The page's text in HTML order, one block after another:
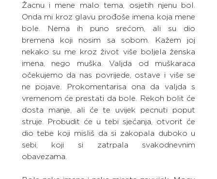
Žacnu i mene malo tema, osjetih njenu bol.
Onda mi kroz glavu prođoše imena koja mene
bole. Nema ih puno srećom, ali su dio
bremena koji nosim sa sobom. Kažem joj
nekako su me kroz život više boljela ženska
imena, nego muška. Valjda od muškaraca
očekujemo da nas povrijede, ostave i više se
ne pojave. Prokomentarisa ona da valjda s
vremenom će prestati da bole. Rekoh bolit će
dosta manje, ali će te uvijek pecnuti poput
struje. Probudit će u tebi sjećanja, otvorit će
dio tebe koji misliš da si zakopala duboko u
sebi, koji si zatrpala svakodnevnim
obavezama.